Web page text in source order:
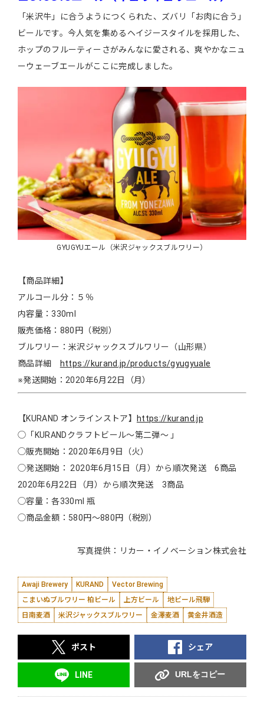
「米沢牛」に合うようにつくられた、ズバリ「お肉に合う」
ビールです。今人気を集めるヘイジースタイルを採用した、
ホップのフルーティーさがみんなに愛される、爽やかなニュ
ーウェーブエールがここに完成しました。
GYUGYUエール（米沢ジャックスブルワリー）
【商品詳細】
アルコール分：５％
内容量：330ml
販売価格：880円（税別）
ブルワリー：米沢ジャックスブルワリー（山形県）
商品詳細
https://kurand.jp/products/gyugyuale
※発送開始：2020年6月22日（月）
【KURAND オンラインストア】
https://kurand.jp
◯「KURANDクラフトビール～第二弾～ 」
◯販売開始：2020年6月9日（火）
◯発送開始： 2020年6月15日（月）から順次発送 6商品
2020年6月22日（月）から順次発送 3商品
◯容量：各330ml 瓶
◯商品金額：580円～880円（税別）
写真提供：リカー・イノベーション株式会社
Awaji Brewery KURAND
Vector Brewing
こまいぬブルワリー 柏ビール
上方ビール
地ビール飛騨
日南麦酒
米沢ジャックスブルワリー 金澤麦酒 黄金井酒造
ポスト シェア
LINE URLをコピー